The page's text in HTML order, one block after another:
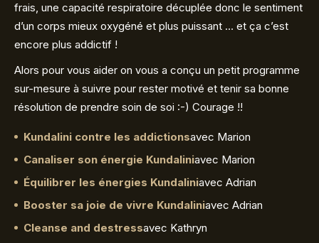
frais, une capacité respiratoire décuplée donc le sentiment
d’un corps mieux oxygéné et plus puissant … et ça c’est
encore plus addictif !
Alors pour vous aider on vous a conçu un petit programme
sur-mesure à suivre pour rester motivé et tenir sa bonne
résolution de prendre soin de soi :-) Courage !!
Kundalini contre les addictionsavec Marion
Canaliser son énergie Kundaliniavec Marion
Équilibrer les énergies Kundaliniavec Adrian
Booster sa joie de vivre Kundaliniavec Adrian
Cleanse and destressavec Kathryn